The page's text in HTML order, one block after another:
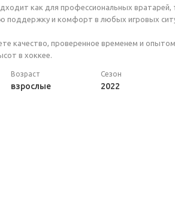
как для профессиональных
поддержку и комфорт в любых игровых
качество, проверенное временем и
в хоккее.
Возраст
взрослые
Сезон
2022